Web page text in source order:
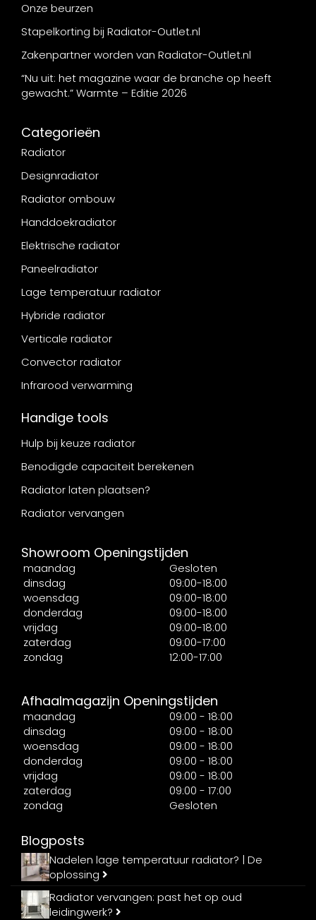
Onze beurzen
Stapelkorting bij Radiator-Outlet.nl
Zakenpartner worden van Radiator-Outlet.nl
“Nu uit: het magazine waar de branche op heeft
gewacht.” Warmte – Editie 2026
Categorieën
Radiator
Designradiator
Radiator ombouw
Handdoekradiator
Elektrische radiator
Paneelradiator
Lage temperatuur radiator
Hybride radiator
Verticale radiator
Convector radiator
Infrarood verwarming
Handige tools
Hulp bij keuze radiator
Benodigde capaciteit berekenen
Radiator laten plaatsen?
Radiator vervangen
Showroom Openingstijden
maandag
Gesloten
dinsdag
09:00-18:00
woensdag
09:00-18:00
donderdag
09:00-18:00
vrijdag
09:00-18:00
zaterdag
09:00-17:00
zondag
12:00-17:00
Afhaalmagazijn Openingstijden
maandag
09:00 - 18:00
dinsdag
09:00 - 18:00
woensdag
09:00 - 18:00
donderdag
09:00 - 18:00
vrijdag
09:00 - 18:00
zaterdag
09:00 - 17:00
zondag
Gesloten
Blogposts
Nadelen lage temperatuur radiator? | De
oplossing
Radiator vervangen: past het op oud
leidingwerk?